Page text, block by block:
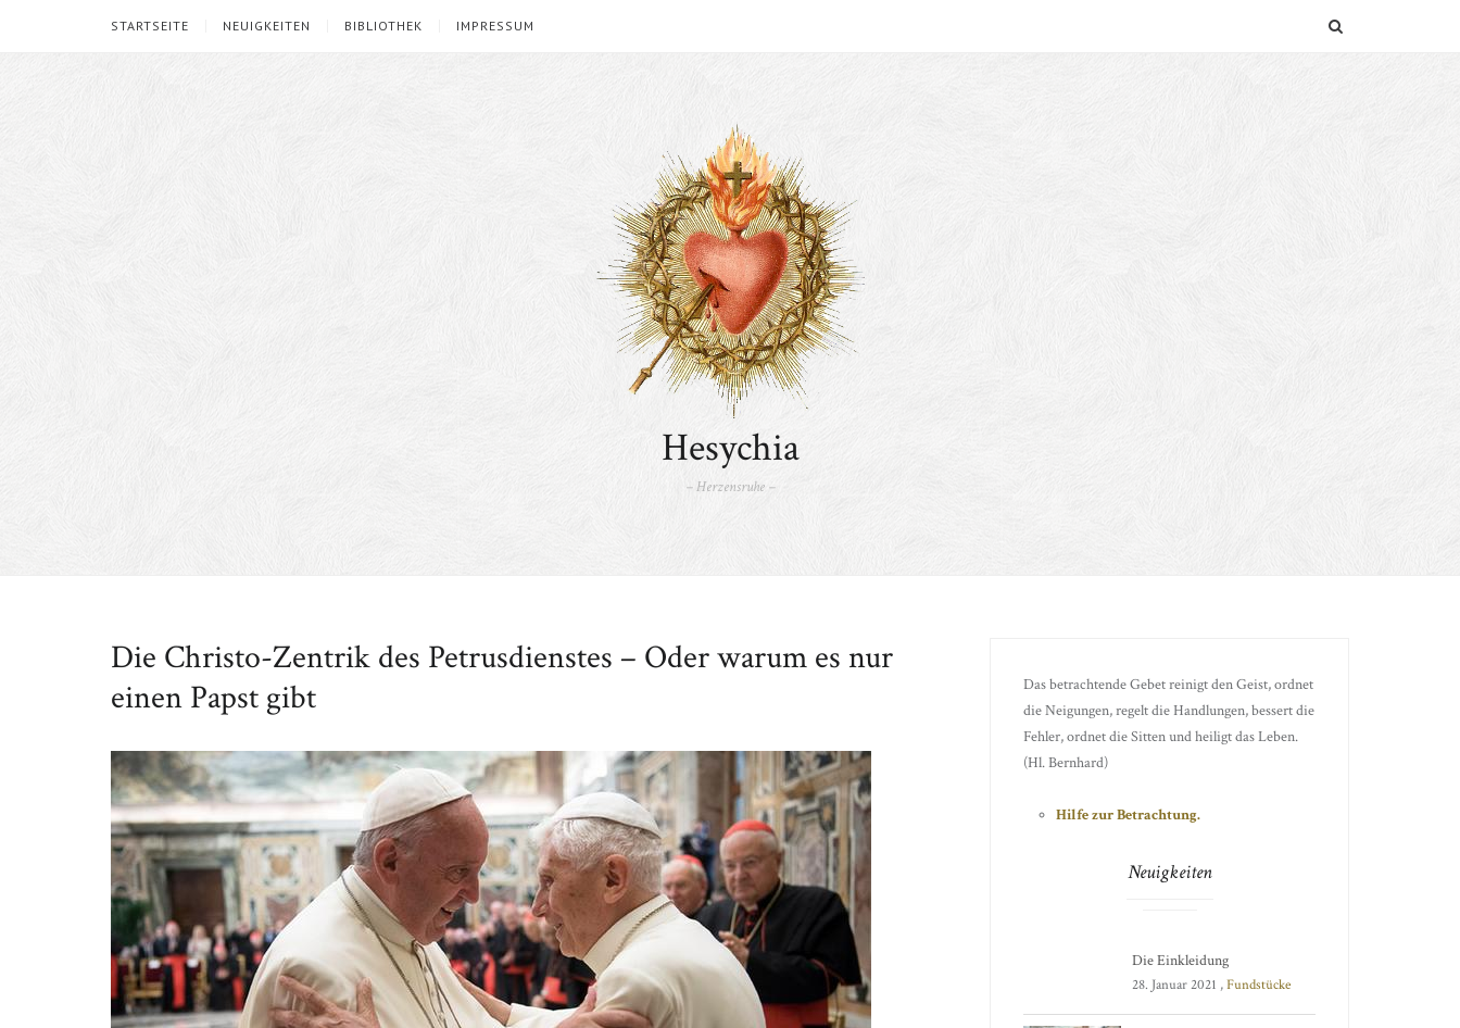
STARTSEITE NEUIGKEITEN BIBLIOTHEK IMPRESSUM
Hesychia
– Herzensruhe –
Die Christo-Zentrik des Petrusdienstes – Oder warum es nur
einen Papst gibt
Das betrachtende Gebet reinigt den Geist, ordnet
die Neigungen, regelt die Handlungen, bessert die
Fehler, ordnet die Sitten und heiligt das Leben.
(Hl. Bernhard)
Hilfe zur Betrachtung.
Neuigkeiten
Die Einkleidung
28. Januar 2021 ,Fundstücke